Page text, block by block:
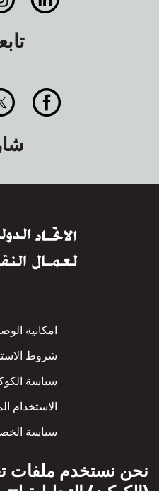
Footer
امكانية
شروط
سياسة
الاستخدام
سياسة
نحن نستخدم ملفات